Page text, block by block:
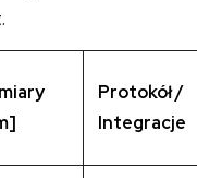
Protokół /
Integracje